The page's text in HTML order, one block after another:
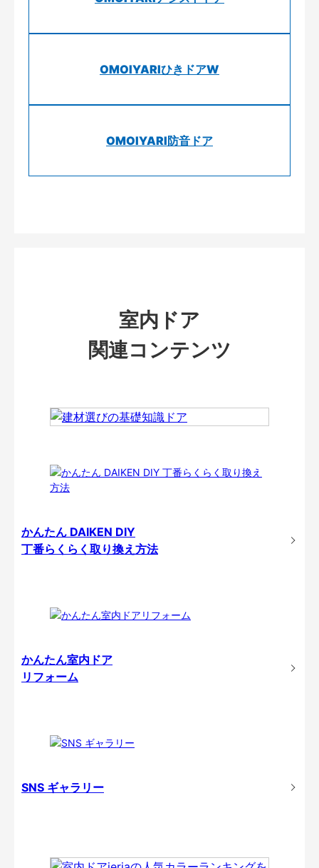
OMOIYARIひきドアW
OMOIYARI防音ドア
室内ドア
関連コンテンツ
かんたん DAIKEN DIY
丁番らくらく取り換え方法
かんたん室内ドア
リフォーム
SNS ギャラリー